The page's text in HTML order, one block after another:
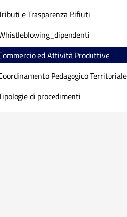
e Trasparenza Rifiuti
ed Attività Produttive
Pedagogico Territoriale
di procedimenti